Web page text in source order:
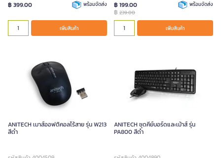
฿ 399.00 พร้อมจัดส่ง
เพิ่มสินค้า
฿ 199.00
฿ 239.00
พร้อมจัดส่ง
เพิ่มสินค้า
ANITECH เมาส์ออฟติคอลไร้สาย รุ่น W213
สีดำ
ANITECH ชุดคีย์บอร์ดและเม้าส์ รุ่น
PA800 สีดำ